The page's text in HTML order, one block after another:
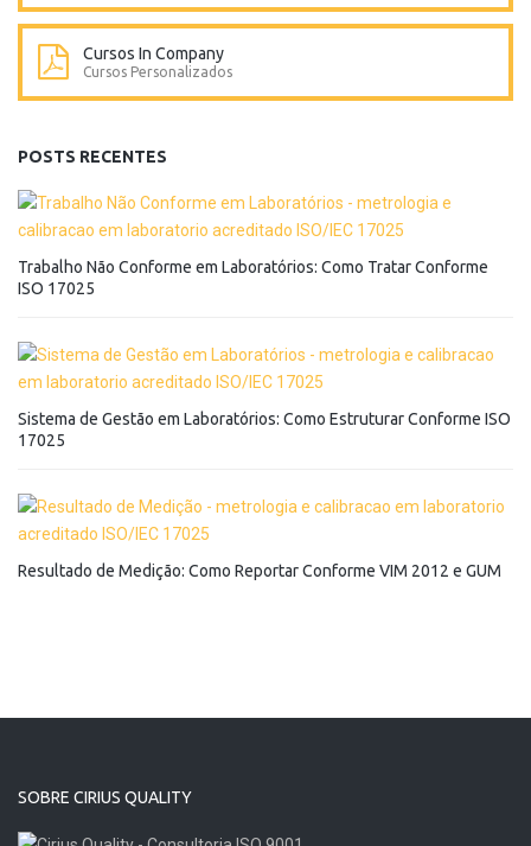
Cursos In Company
Cursos Personalizados
POSTS RECENTES
Trabalho Não Conforme em Laboratórios: Como Tratar Conforme
ISO 17025
Sistema de Gestão em Laboratórios: Como Estruturar Conforme ISO
17025
Resultado de Medição: Como Reportar Conforme VIM 2012 e GUM
SOBRE CIRIUS QUALITY